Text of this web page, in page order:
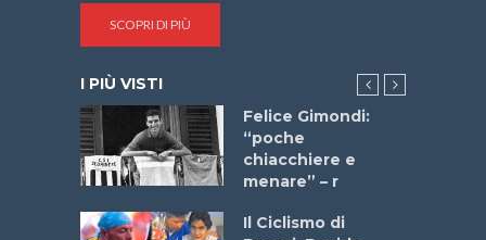
SCOPRI DI PIÙ
I PIÙ VISTI
Felice Gimondi:
“poche
chiacchiere e
menare” – r
Il Ciclismo di